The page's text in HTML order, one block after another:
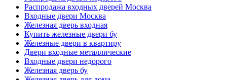
Распродажа входных дверей Москва
Входные двери Москва
Железная дверь входная
Купить железные двери бу
Железные двери в квартиру
Двери входные металлические
Входные двери недорого
Железная дверь бу